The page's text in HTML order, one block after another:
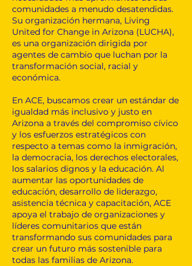
comunidades a menudo desatendidas.
Su organización hermana, Living
United for Change in Arizona (LUCHA),
es una organización dirigida por
agentes de cambio que luchan por la
transformación social, racial y
económica.
En ACE, buscamos crear un estándar de
igualdad más inclusivo y justo en
Arizona a través del compromiso cívico
y los esfuerzos estratégicos con
respecto a temas como la inmigración,
la democracia, los derechos electorales,
los salarios dignos y la educación. Al
aumentar las oportunidades de
educación, desarrollo de liderazgo,
asistencia técnica y capacitación, ACE
apoya el trabajo de organizaciones y
líderes comunitarios que están
transformando sus comunidades para
crear un futuro más sostenible para
todas las familias de Arizona.